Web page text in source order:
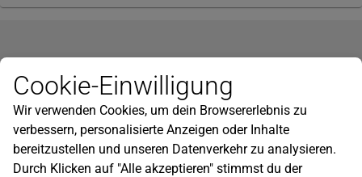
Newsletter
Infos zu neuen Produkten, Gartentipps und mehr findest du in
unserem Newsletter!
Jetzt anmelden
Cookie-Einwilligung
Wir verwenden Cookies, um dein Browsererlebnis zu
verbessern, personalisierte Anzeigen oder Inhalte
bereitzustellen und unseren Datenverkehr zu analysieren.
Durch Klicken auf "Alle akzeptieren" stimmst du der